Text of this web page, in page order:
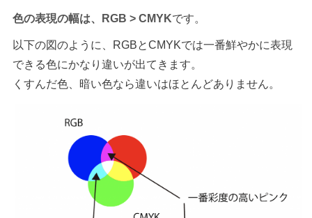
色の表現の幅は、RGB > CMYKです。
以下の図のように、RGBとCMYKでは一番鮮やかに表現
できる色にかなり違いが出てきます。
くすんだ色、暗い色なら違いはほとんどありません。